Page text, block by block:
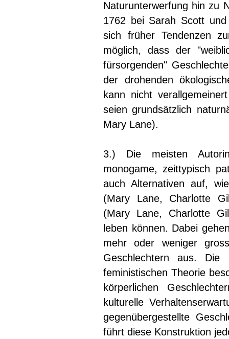
Naturunterwerfung hin zu
1762 bei Sarah Scott
sich früher Tendenzen
möglich, dass der
fürsorgenden"
der drohenden
kann nicht
seien grundsätzlich
Mary Lane).
3.) Die meisten
monogame, zeittypisch
auch Alternativen auf,
(Mary Lane, Charlotte
(Mary Lane, Charlotte
leben können. Dabei
mehr oder weniger
Geschlechtern aus.
feministischen Theorie
körperlichen
kulturelle
gegenübergestellte
führt diese Konstruktion